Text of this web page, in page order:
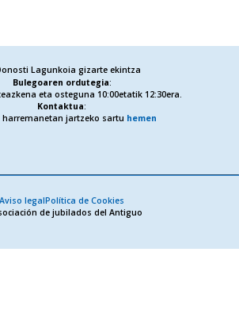
Bulegoaren ordutegia:
eta osteguna 10:00etatik 12:30era.
Kontaktua:
harremanetan jartzeko sartu hemen
de jubilados del Antiguo
Aviso legalPolítica de Cookies